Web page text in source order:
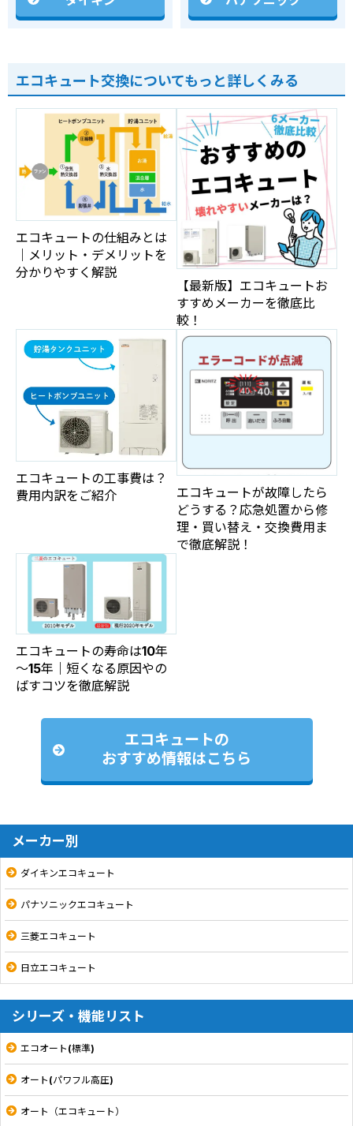
エコキュート交換についてもっと詳しくみる
エコキュートの仕組みとは
｜メリット・デメリットを
分かりやすく解説
【最新版】エコキュートお
すすめメーカーを徹底比
較！
エコキュートの工事費は？
費用内訳をご紹介
エコキュートが故障したら
どうする？応急処置から修
理・買い替え・交換費用ま
で徹底解説！
エコキュートの寿命は10年
～15年｜短くなる原因やの
ばすコツを徹底解説
エコキュートの
おすすめ情報はこちら
メーカー別
ダイキンエコキュート
パナソニックエコキュート
三菱エコキュート
日立エコキュート
シリーズ・機能リスト
エコオート(標準)
オート(パワフル高圧)
オート（エコキュート）